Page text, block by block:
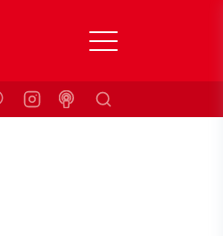
KrankenkasseSuchen